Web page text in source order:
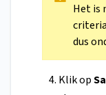
Het is
dus
Klik op